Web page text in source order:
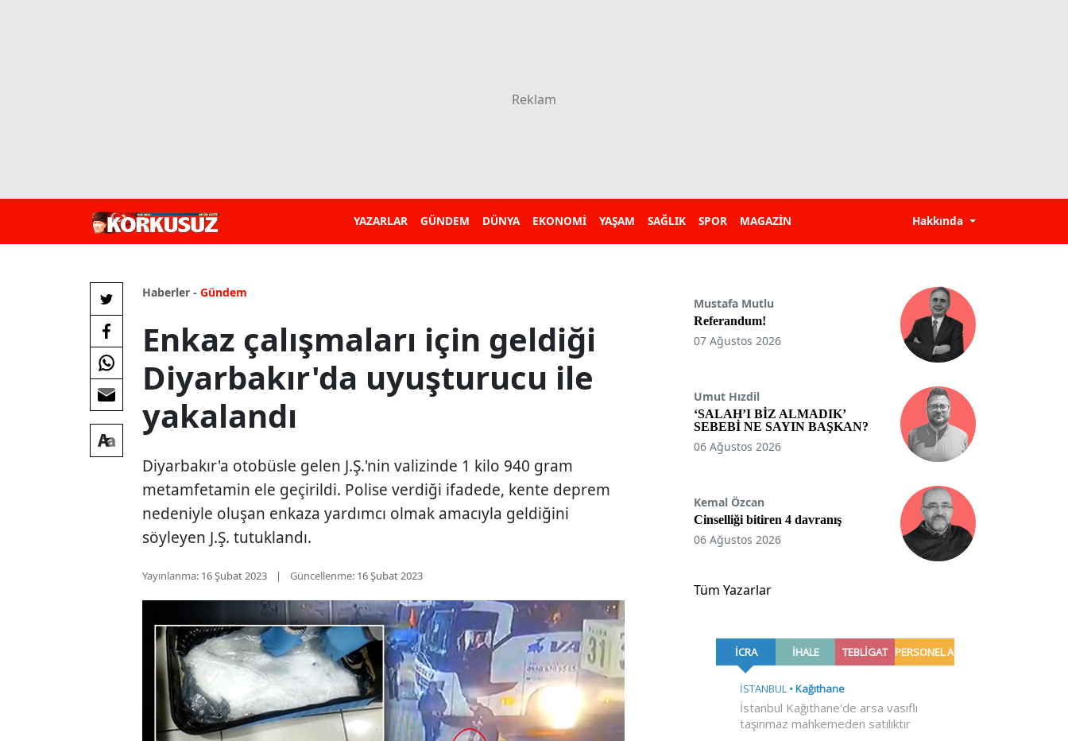
YAZARLAR GÜNDEM DÜNYA EKONOMİ YAŞAM SAĞLIK SPOR MAGAZİN Hakkında
Haberler - Gündem
Enkaz çalışmaları için geldiği
Diyarbakır'da uyuşturucu ile
yakalandı
Diyarbakır'a otobüsle gelen J.Ş.'nin valizinde 1 kilo 940 gram
metamfetamin ele geçirildi. Polise verdiği ifadede, kente deprem
nedeniyle oluşan enkaza yardımcı olmak amacıyla geldiğini
söyleyen J.Ş. tutuklandı.
Yayınlanma: 16 Şubat 2023 Güncellenme: 16 Şubat 2023
Mustafa Mutlu
Referandum!
07 Ağustos 2026
Umut Hızdil
‘SALAH’I BİZ ALMADIK’
SEBEBİ NE SAYIN BAŞKAN?
06 Ağustos 2026
Kemal Özcan
Cinselliği bitiren 4 davranış
06 Ağustos 2026
Tüm Yazarlar